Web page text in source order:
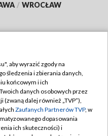
/ WROCŁAW
TVP
aby wyrazić zgody na
śledzenia i zbierania danych,
końcowym i ich
danych osobowych przez
(zwaną dalej również „TVP”),
Zaufanych Partnerów TVP, w
dopasowania
ich skuteczności) i